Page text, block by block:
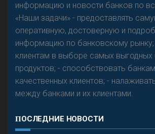
предвидится -
информацию и новости банков по
«Наши задачи» - предоставлять
оперативную, достоверную и
информацию по банковскому рынку;
клиентам в выборе самых выгодных
продуктов; - способствовать
качественных клиентов; -
между банками и их клиентами.
ПОСЛЕДНИЕ НОВОСТИ